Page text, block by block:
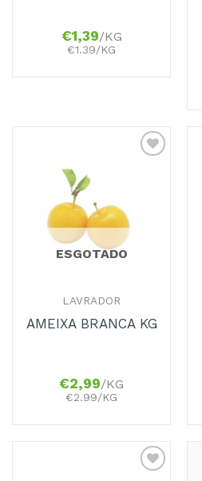
€1,39/KG
€1.39/KG
ESGOTADO
LAVRADOR
AMEIXA BRANCA KG
€2,99/KG
€2.99/KG